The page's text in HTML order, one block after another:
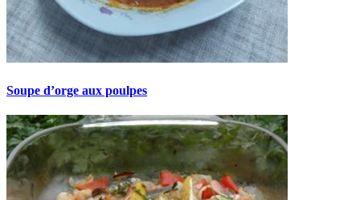
Soupe d’orge aux poulpes